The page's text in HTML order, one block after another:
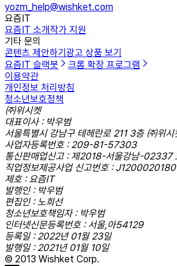
yozm_help@wishket.com
요즘IT
요즘IT 소개작가 지원
기타 문의
콘텐츠 제안하기 광고 상품 보기
요즘IT 슬랙봇
크롬 확장 프로그램
이용약관
개인정보 처리방침
청소년보호정책
㈜위시켓
대표이사 : 박우범
서울특별시 강남구 테헤란로 211 3층 ㈜위시
사업자등록번호 : 209-81-57303
통신판매업신고 : 제2018-서울강남-02337
직업정보제공사업 신고번호 :
제호 : 요즘IT
발행인 : 박우범
편집인 : 노희선
청소년보호책임자 : 박우범
인터넷신문등록번호 : 서울,아54129
등록일 : 2022년 01월 23일
발행일 : 2021년 01월 10일
© 2013 Wishket Corp.